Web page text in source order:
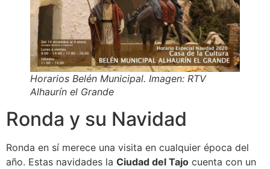
Horarios Belén Municipal. Imagen: RTV
Alhaurín el Grande
Ronda y su Navidad
Ronda en sí merece una visita en cualquier época del
año. Estas navidades la Ciudad del Tajo cuenta con un